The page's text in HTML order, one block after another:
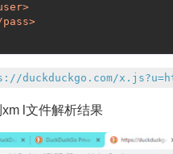
>
pass>
duckduckgo.com/
l文件解析结果